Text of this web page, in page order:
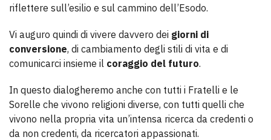
riflettere sull’esilio e sul cammino dell’Esodo.
Vi auguro quindi di vivere davvero dei giorni di
conversione, di cambiamento degli stili di vita e di
comunicarci insieme il coraggio del futuro.
In questo dialogheremo anche con tutti i Fratelli e le
Sorelle che vivono religioni diverse, con tutti quelli che
vivono nella propria vita un’intensa ricerca da credenti o
da non credenti, da ricercatori appassionati.